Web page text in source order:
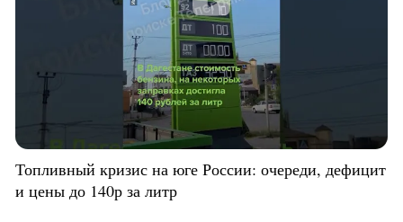
Топливный кризис на юге России: очереди, дефицит
и цены до 140р за литр